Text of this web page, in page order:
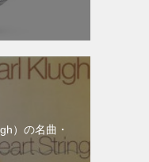
）の名曲・